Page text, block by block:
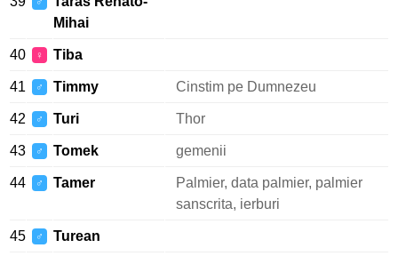
Mihai
40 ♀ Tiba
41 ♂ Timmy Cinstim pe Dumnezeu
42 ♂ Turi Thor
43 ♂ Tomek gemenii
44 ♂ Tamer
Palmier, data palmier, palmier
sanscrita, ierburi
45 ♂ Turean